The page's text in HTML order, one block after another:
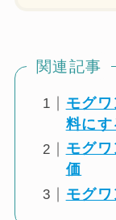
関連記事
モグ
料に
モグ
価
モグ